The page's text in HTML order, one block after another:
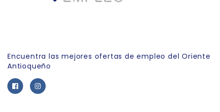
Encuentra las mejores ofertas de empleo del Oriente
Antioqueño